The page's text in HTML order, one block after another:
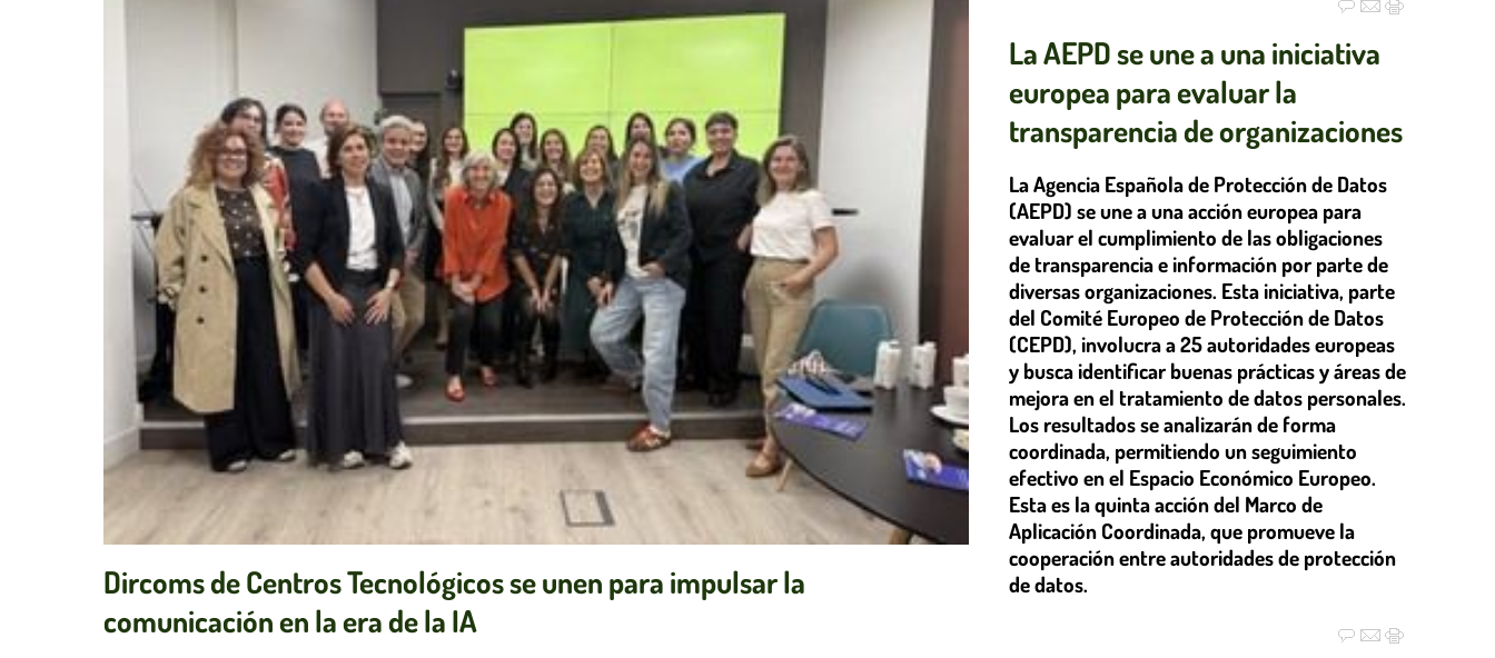
Dircoms de Centros Tecnológicos se unen para impulsar la
comunicación en la era de la IA
La AEPD se une a una iniciativa
europea para evaluar la
transparencia de organizaciones
La Agencia Española de Protección de Datos
(AEPD) se une a una acción europea para
evaluar el cumplimiento de las obligaciones
de transparencia e información por parte de
diversas organizaciones. Esta iniciativa, parte
del Comité Europeo de Protección de Datos
(CEPD), involucra a 25 autoridades europeas
y busca identificar buenas prácticas y áreas de
mejora en el tratamiento de datos personales.
Los resultados se analizarán de forma
coordinada, permitiendo un seguimiento
efectivo en el Espacio Económico Europeo.
Esta es la quinta acción del Marco de
Aplicación Coordinada, que promueve la
cooperación entre autoridades de protección
de datos.